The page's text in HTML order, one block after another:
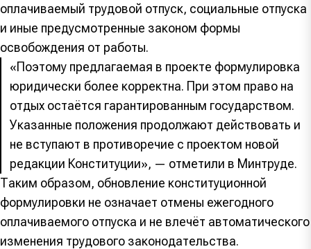
оплачиваемый трудовой отпуск, социальные отпуска
и иные предусмотренные законом формы
освобождения от работы.
«Поэтому предлагаемая в проекте формулировка
юридически более корректна. При этом право на
отдых остаётся гарантированным государством.
Указанные положения продолжают действовать и
не вступают в противоречие с проектом новой
редакции Конституции», — отметили в Минтруде.
Таким образом, обновление конституционной
формулировки не означает отмены ежегодного
оплачиваемого отпуска и не влечёт автоматического
изменения трудового законодательства.